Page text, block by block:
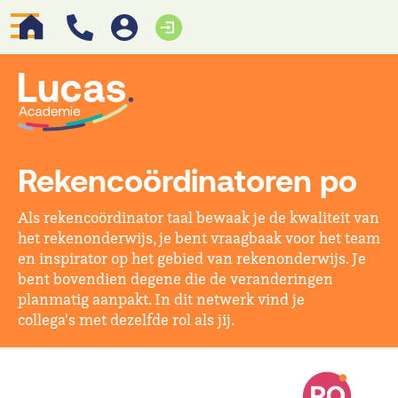
Rekencoördinatoren po
Als rekencoördinator taal bewaak je de kwaliteit van
het rekenonderwijs, je bent vraagbaak voor het team
en inspirator op het gebied van rekenonderwijs. Je
bent bovendien degene die de veranderingen
planmatig aanpakt. In dit netwerk vind je
collega's met dezelfde rol als jij.